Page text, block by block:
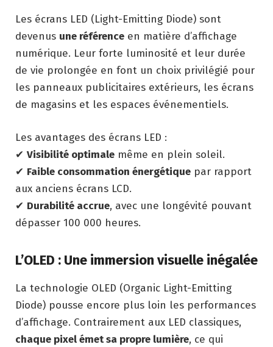
Les écrans LED (Light-Emitting Diode) sont
devenus une référence en matière d’affichage
numérique. Leur forte luminosité et leur durée
de vie prolongée en font un choix privilégié pour
les panneaux publicitaires extérieurs, les écrans
de magasins et les espaces événementiels.
Les avantages des écrans LED :
✔ Visibilité optimale même en plein soleil.
✔ Faible consommation énergétique par rapport
aux anciens écrans LCD.
✔ Durabilité accrue, avec une longévité pouvant
dépasser 100 000 heures.
L’OLED : Une immersion visuelle inégalée
La technologie OLED (Organic Light-Emitting
Diode) pousse encore plus loin les performances
d’affichage. Contrairement aux LED classiques,
chaque pixel émet sa propre lumière, ce qui